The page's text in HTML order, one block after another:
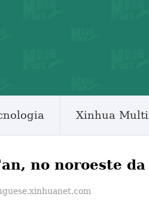
Xinhua
no noroeste